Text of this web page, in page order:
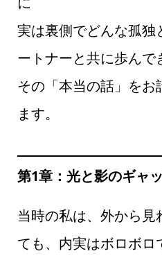
実は裏側でどんな孤
ートナーと共に歩んで
その「本当の話」をお
ます。
第1章：光と影のギャ
当時の私は、外から見
ても、内実はボロボロ